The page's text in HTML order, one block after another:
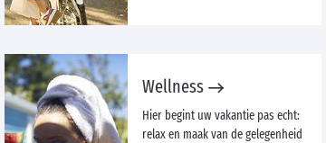
Wellness
Hier begint uw vakantie pas echt:
relax en maak van de gelegenheid